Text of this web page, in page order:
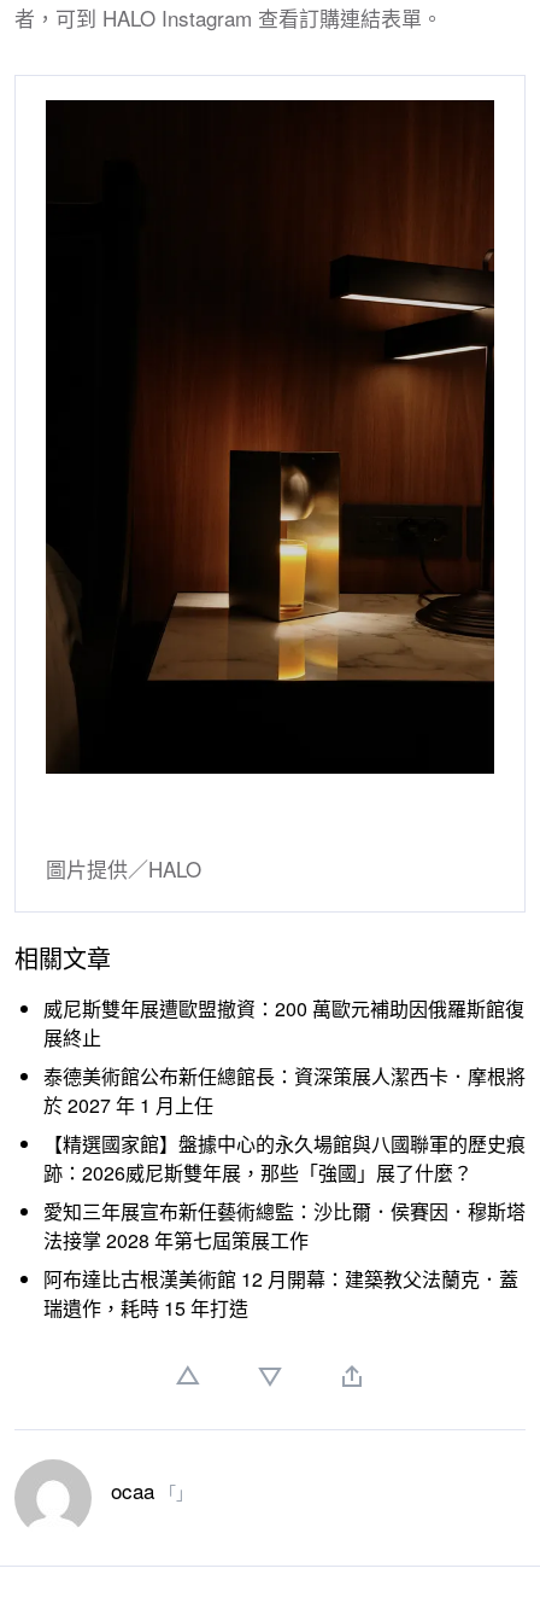
者，可到 HALO Instagram 查看訂購連結表單。
圖片提供／HALO
相關文章
威尼斯雙年展遭歐盟撤資：200 萬歐元補助因俄羅斯館復
展終止
泰德美術館公布新任總館長：資深策展人潔西卡．摩根將
於 2027 年 1 月上任
【精選國家館】盤據中心的永久場館與八國聯軍的歷史痕
跡：2026威尼斯雙年展，那些「強國」展了什麼？
愛知三年展宣布新任藝術總監：沙比爾．侯賽因．穆斯塔
法接掌 2028 年第七屆策展工作
阿布達比古根漢美術館 12 月開幕：建築教父法蘭克．蓋
瑞遺作，耗時 15 年打造
ocaa 「」